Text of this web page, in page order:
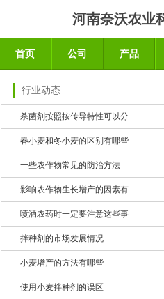
河南奈沃农业
首页 公司 产品
行业动态
杀菌剂按照按传导特性可以分
春小麦和冬小麦的区别有哪些
一些农作物常见的防治方法
影响农作物生长增产的因素有
喷洒农药时一定要注意这些事
拌种剂的市场发展情况
小麦增产的方法有哪些
使用小麦拌种剂的误区